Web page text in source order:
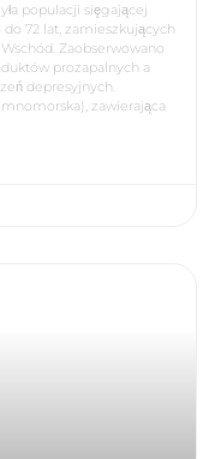
populacji sięgającej
72 lat, zamieszkujących
Zaobserwowano
prozapalnych a
depresyjnych.
zawierająca